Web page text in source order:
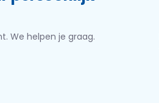
We helpen je graag.